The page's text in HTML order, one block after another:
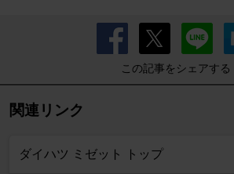
この記事をシェアする
関連リンク
ダイハツ ミゼット トップ